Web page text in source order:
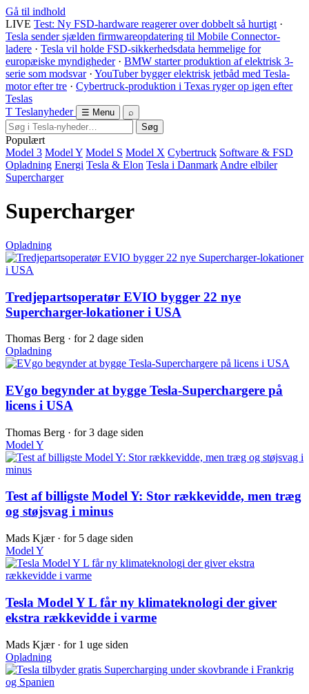
Gå til indhold
LIVE Test: Ny FSD-hardware reagerer over dobbelt så hurtigt ·
Tesla sender sjælden firmwareopdatering til Mobile Connector-
ladere · Tesla vil holde FSD-sikkerhedsdata hemmelige for
europæiske myndigheder · BMW starter produktion af elektrisk 3-
serie som modsvar · YouTuber bygger elektrisk jetbåd med Tesla-
motor efter tre · Cybertruck-produktion i Texas ryger op igen efter
Teslas
T Teslanyheder ☰ Menu
⌕
Søg
Populært
Model 3 Model Y Model S Model X Cybertruck Software & FSD
Opladning Energi Tesla & Elon Tesla i Danmark Andre elbiler
Supercharger
Supercharger
Opladning
Tredjepartsoperatør EVIO bygger 22 nye
Supercharger-lokationer i USA
Thomas Berg · for 2 dage siden
Opladning
EVgo begynder at bygge Tesla-Superchargere på
licens i USA
Thomas Berg · for 3 dage siden
Model Y
Test af billigste Model Y: Stor rækkevidde, men træg
og støjsvag i minus
Mads Kjær · for 5 dage siden
Model Y
Tesla Model Y L får ny klimateknologi der giver
ekstra rækkevidde i varme
Mads Kjær · for 1 uge siden
Opladning